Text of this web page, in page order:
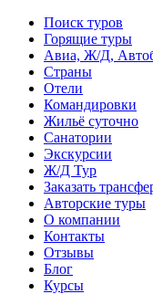
Поиск туров
Горящие туры
Авиа, Ж/Д,
Страны
Отели
Командировки
Жильё суточно
Санатории
Экскурсии
Ж/Д Тур
Заказать
Авторские туры
О компании
Контакты
Отзывы
Блог
Курсы